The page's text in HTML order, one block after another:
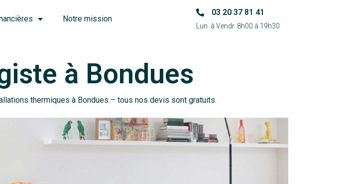
Notre mission
03 20 37 81 41
Lun. à Vendr. 8h00 à 19h30
à Bondues
thermiques à Bondues – tous nos devis sont gratuits.